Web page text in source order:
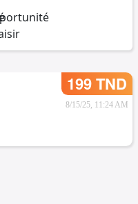
199 TND
8/15/25, 11:24 AM